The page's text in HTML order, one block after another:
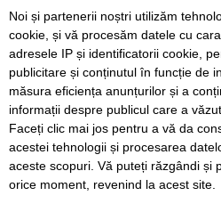
Nouă copaci căzuți, dintre care
Timișoara, în urma furtunii
Elev de la „Loga”, medalie de
Internațională de Inteligență
SERVICII Redactia
Noi și partenerii noștri utilizăm
cookie, și vă procesăm datele cu
adresele IP și identificatorii cookie,
publicitare și conținutul în funcție de
măsura eficiența anunțurilor și a
informații despre publicul care a
Faceți clic mai jos pentru a vă da
acestei tehnologii și procesarea
aceste scopuri. Vă puteți răzgândi și
orice moment, revenind la acest site.